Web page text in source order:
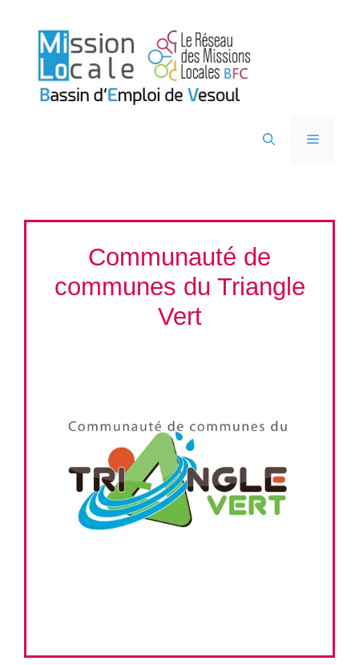
contenu
Menu
Communauté de
communes du Triangle
Vert